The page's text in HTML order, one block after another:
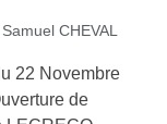
Samuel CHEVAL
22 Novembre
de